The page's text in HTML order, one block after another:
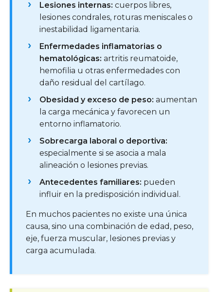
Lesiones internas: cuerpos libres,
lesiones condrales, roturas meniscales o
inestabilidad ligamentaria.
Enfermedades inflamatorias o
hematológicas: artritis reumatoide,
hemofilia u otras enfermedades con
daño residual del cartílago.
Obesidad y exceso de peso: aumentan
la carga mecánica y favorecen un
entorno inflamatorio.
Sobrecarga laboral o deportiva:
especialmente si se asocia a mala
alineación o lesiones previas.
Antecedentes familiares: pueden
influir en la predisposición individual.
En muchos pacientes no existe una única
causa, sino una combinación de edad, peso,
eje, fuerza muscular, lesiones previas y
carga acumulada.